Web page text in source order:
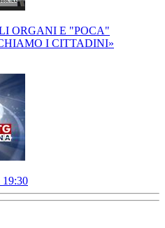
ORGANI E "POCA"
I CITTADINI»
19:30